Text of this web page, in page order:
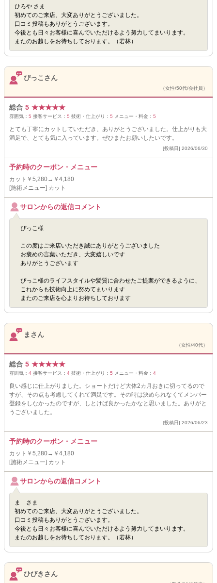
ひろや さま
初めてのご来店、大変ありがとうございました。
口コミ投稿もありがとうございます。
今後とも日々お客様に喜んでいただけるよう努力してまいります。
またのお越しをお待ちしております。（若林）
ぴっこさん
（女性/50代/会社員）
総合 5 ★★★★★
雰囲気： 5 接客サービス： 5 技術・仕上がり： 5 メニュー・料金： 5
とても丁寧にカットしていただき、ありがとうございました。仕上がりも大
満足で、とても気に入っています。ぜひまたお願いしたいです。
[投稿日] 2026/06/30
予約時のクーポン・メニュー
カット￥5,280→￥4,180
[施術メニュー] カット
サロンからの返信コメント
ぴっこ様
この度はご来店いただき誠にありがとうございました
お褒めの言葉いただき、大変嬉しいです
ありがとうございます
ぴっこ様のライフスタイルや髪質に合わせたご提案ができるように、
これからも技術向上に努めてまいります
またのご来店を心よりお待ちしております
まさん
（女性/40代）
総合 5 ★★★★★
雰囲気： 4 接客サービス： 4 技術・仕上がり： 5 メニュー・料金： 4
良い感じに仕上がりました。ショートだけど大体2カ月おきに切ってるので
すが、その点も考慮してくれて満足です。その時は決められなくてメンバー
登録をしなかったのですが、しとけば良かったかなと思いました。ありがと
うございました。
[投稿日] 2026/06/23
予約時のクーポン・メニュー
カット￥5,280→￥4,180
[施術メニュー] カット
サロンからの返信コメント
ま さま
初めてのご来店、大変ありがとうございました。
口コミ投稿もありがとうございます。
今後とも日々お客様に喜んでいただけるよう努力してまいります。
またのお越しをお待ちしております。（若林）
ひびきさん